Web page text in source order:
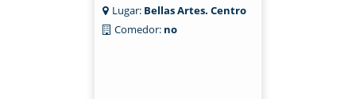
Lugar: Bellas Artes. Centro
Comedor: no